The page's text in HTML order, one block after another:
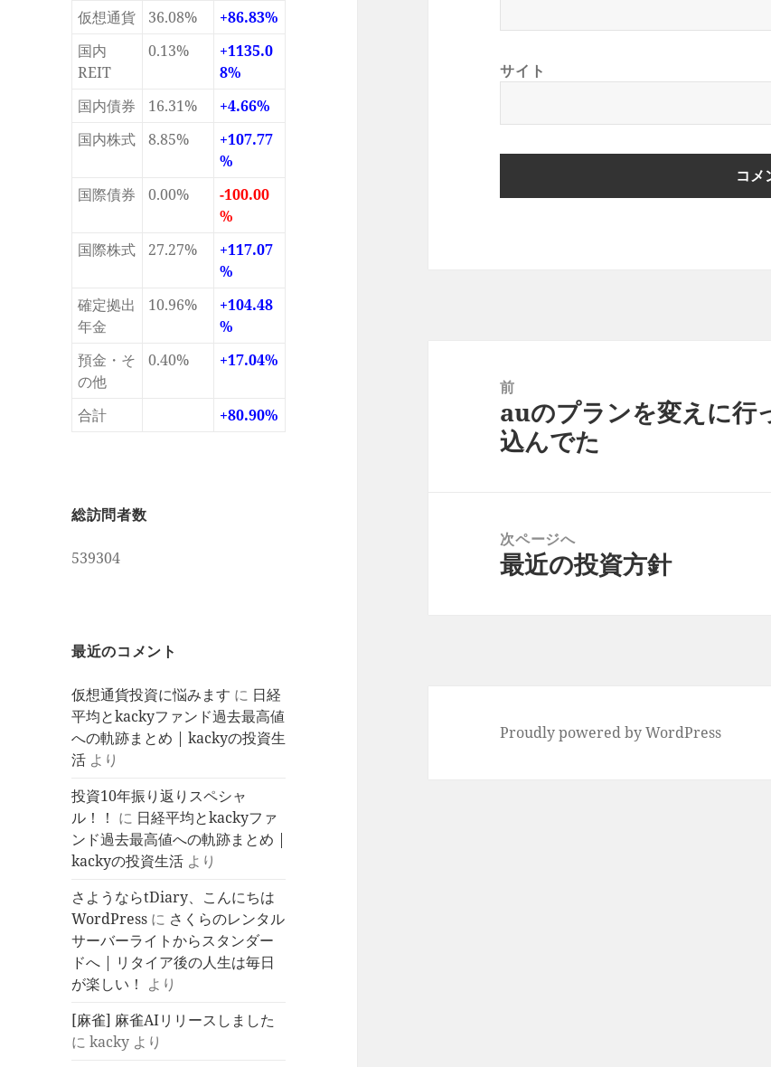
仮想通貨
36.08%
+86.83%
国内
REIT
0.13%
+1135.0
8%
国内債券
16.31%
+4.66%
国内株式
8.85%
+107.77
%
国際債券
0.00%
-100.00
%
国際株式
27.27%
+117.07
%
確定拠出
年金
10.96%
+104.48
%
預金・そ
の他
0.40% +17.04%
合計 +80.90%
総訪問者数
539304
最近のコメント
仮想通貨投資に悩みます に 日経
平均とkackyファンド過去最高値
への軌跡まとめ | kackyの投資生
活 より
投資10年振り返りスペシャ
ル！！ に 日経平均とkackyファ
ンド過去最高値への軌跡まとめ |
kackyの投資生活 より
さようならtDiary、こんにちは
WordPress に さくらのレンタル
サーバーライトからスタンダー
ドへ | リタイア後の人生は毎日
が楽しい！ より
[麻雀] 麻雀AIリリースしました
にkacky より
サイト
前
前
の
auのプランを変えに行
込んでた
次ページへ
次
最近の投資方針
Proudly powered by WordPress